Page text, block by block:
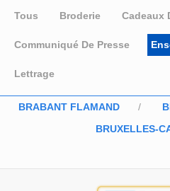
Tous Broderie Cadeaux
Communiqué De Presse
Lettrage
BRABANT FLAMAND
BRUXELLES-